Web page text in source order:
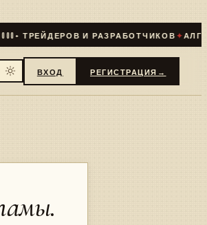
ТРЕЙДЕРОВ И РАЗРАБОТЧИКОВ✦
ВХОД РЕГИСТРАЦИЯ →